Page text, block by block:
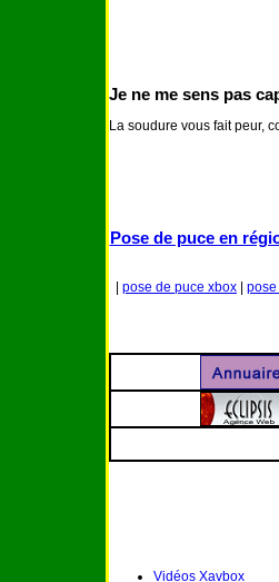
Je ne me sens pas
La soudure vous fait peur,
Pose de puce en
pose de puce xbox
Vidéos Xavbox